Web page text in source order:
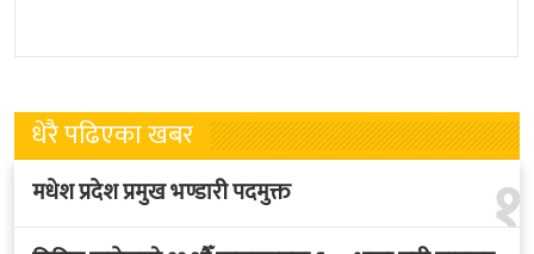
धेरै पढिएका खबर
१
मधेश प्रदेश प्रमुख भण्डारी पदमुक्त